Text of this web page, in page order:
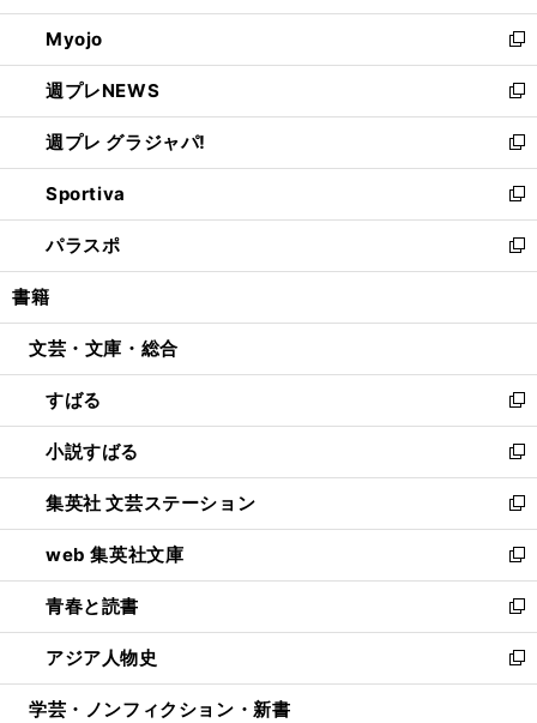
開
く
ウ
で
開
く
ン
ド
ウ
で
開
く
ウ
ィ
ン
ド
ウ
で
開
く
Myojo
新
し
い
ウ
ィ
ン
ド
ウ
で
開
週プレNEWS
新
し
い
ウ
ィ
ン
ド
ウ
開
週プレ グラジャパ!
新
し
い
ウ
ィ
ン
ウ
開
く
Sportiva
新
し
い
ウ
ン
ウ
で
開
く
パラスポ
新
し
ウ
ン
ド
ウ
で
開
く
書籍
文芸・文庫・総合
すばる
新
し
い
ウ
ィ
ン
ド
ウ
で
開
く
小説すばる
新
し
い
ウ
ィ
ン
ド
ウ
で
開
集英社 文芸ステーション
新
し
い
ウ
ィ
ン
ド
ウ
web 集英社文庫
新
し
い
ウ
ィ
ン
青春と読書
新
し
い
ウ
アジア人物史
新
し
学芸・ノンフィクション・新書